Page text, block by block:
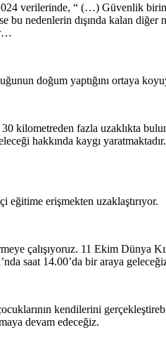
verilerinde, “ (…) Güvenlik
nedenlerin dışında kalan diğer
doğum yaptığını ortaya
kilometreden fazla uzaklıkta
hakkında kaygı
erişmekten uzaklaştırıyor.
çalışıyoruz. 11 Ekim Dünya
saat 14.00’da bir araya
kendilerini
devam edeceğiz.